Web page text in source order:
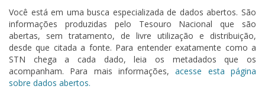
Você está em uma busca especializada de dados abertos. São
informações produzidas pelo Tesouro Nacional que são
abertas, sem tratamento, de livre utilização e distribuição,
desde que citada a fonte. Para entender exatamente como a
STN chega a cada dado, leia os metadados que os
acompanham. Para mais informações,acesse esta página
sobre dados abertos.